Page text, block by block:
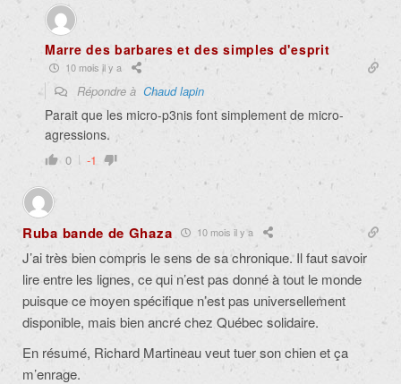
Marre des barbares et des simples d'esprit
10 mois il y a
Répondre à Chaud lapin
Parait que les micro-p3nis font simplement de micro-
agressions.
0 -1
Ruba bande de Ghaza 10 mois il y a
J’ai très bien compris le sens de sa chronique. Il faut savoir
lire entre les lignes, ce qui n’est pas donné à tout le monde
puisque ce moyenspécifique n’est pas universellement
disponible, mais bien ancré chez Québec solidaire.
En résumé, Richard Martineau veut tuer son chien et ça
m’enrage.